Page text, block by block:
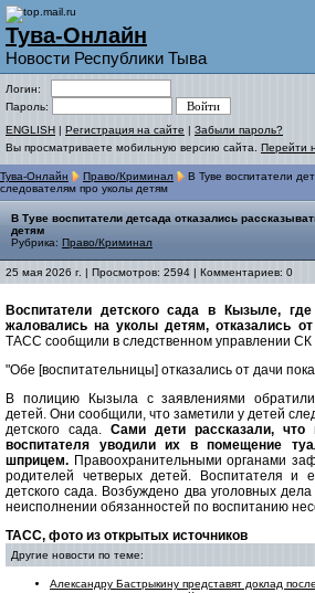
Тува-Онлайн
Новости Республики Тыва
Логин:
Пароль:
ENGLISH | Регистрация на сайте | Забыли пароль?
Вы просматриваете мобильную версию сайта. Перейти
Тува-Онлайн Право/Криминал
В Туве воспитатели
следователям про уколы детям
В Туве воспитатели детсада отказались
детям
Рубрика: Право/Криминал
25 мая 2026 г. | Просмотров: 2594 | Комментариев: 0
Воспитатели детского сада в Кызыле, где
жаловались на уколы детям, отказались от
ТАСС сообщили в следственном управлении СК
"Обе [воспитательницы] отказались от дачи
В полицию Кызыла с заявлениями
детей. Они сообщили, что заметили у детей
детского сада. Сами дети рассказали, что
воспитателя уводили их в помещение
шприцем. Правоохранительными органами
родителей четверых детей. Воспитателя и
детского сада. Возбуждено два уголовных
неисполнении обязанностей по воспитанию
ТАСС, фото из открытых источников
Другие новости по теме:
Александру Бастрыкину представят доклад